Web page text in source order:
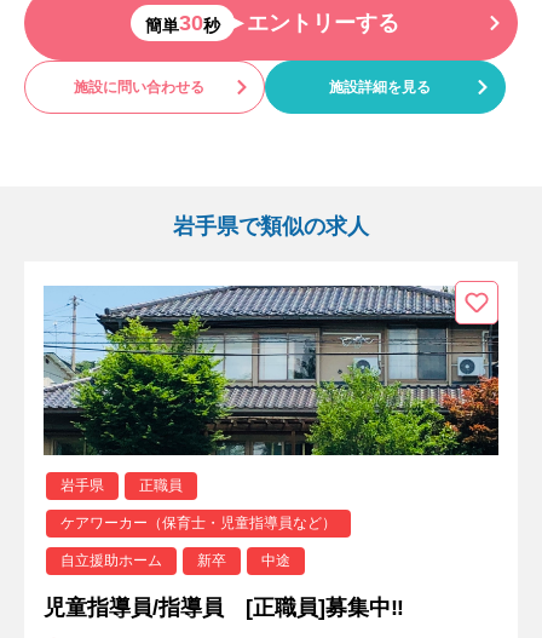
簡単30秒 エントリーする
施設に問い合わせる 施設詳細を見る
岩手県で類似の求人
岩手県 正職員
ケアワーカー（保育士・児童指導員など）
自立援助ホーム 新卒 中途
児童指導員/指導員 [正職員]募集中‼